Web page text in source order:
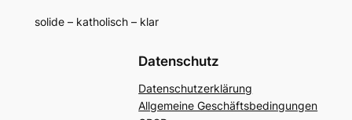
solide – katholisch – klar
Datenschutz
Datenschutzerklärung
Allgemeine Geschäftsbedingungen